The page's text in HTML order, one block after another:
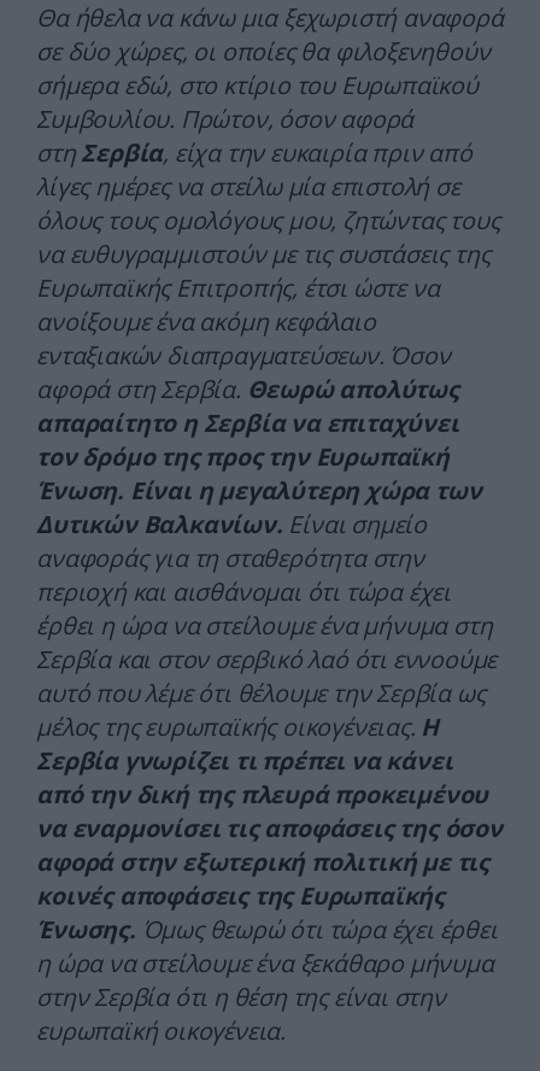
Θα ήθελα να κάνω μια ξεχωριστή αναφορά
σε δύο χώρες, οι οποίες θα φιλοξενηθούν
σήμερα εδώ, στο κτίριο του Ευρωπαϊκού
Συμβουλίου. Πρώτον, όσον αφορά
στηΣερβία, είχα την ευκαιρία πριν από
λίγες ημέρες να στείλω μία επιστολή σε
όλους τους ομολόγους μου, ζητώντας τους
να ευθυγραμμιστούν με τις συστάσεις της
Ευρωπαϊκής Επιτροπής, έτσι ώστε να
ανοίξουμε ένα ακόμη κεφάλαιο
ενταξιακών διαπραγματεύσεων. Όσον
αφορά στη Σερβία. Θεωρώ απολύτως
απαραίτητο η Σερβία να επιταχύνει
τον δρόμο της προς την Ευρωπαϊκή
Ένωση. Είναι η μεγαλύτερη χώρα των
Δυτικών Βαλκανίων. Είναι σημείο
αναφοράς για τη σταθερότητα στην
περιοχή και αισθάνομαι ότι τώρα έχει
έρθει η ώρα να στείλουμε ένα μήνυμα στη
Σερβία και στον σερβικό λαό ότι εννοούμε
αυτό που λέμε ότι θέλουμε την Σερβία ως
μέλος της ευρωπαϊκής οικογένειας. Η
Σερβία γνωρίζει τι πρέπει να κάνει
από την δική της πλευρά προκειμένου
να εναρμονίσει τις αποφάσεις της όσον
αφορά στην εξωτερική πολιτική με τις
κοινές αποφάσεις της Ευρωπαϊκής
Ένωσης. Όμως θεωρώ ότι τώρα έχει έρθει
η ώρα να στείλουμε ένα ξεκάθαρο μήνυμα
στην Σερβία ότι η θέση της είναι στην
ευρωπαϊκή οικογένεια.